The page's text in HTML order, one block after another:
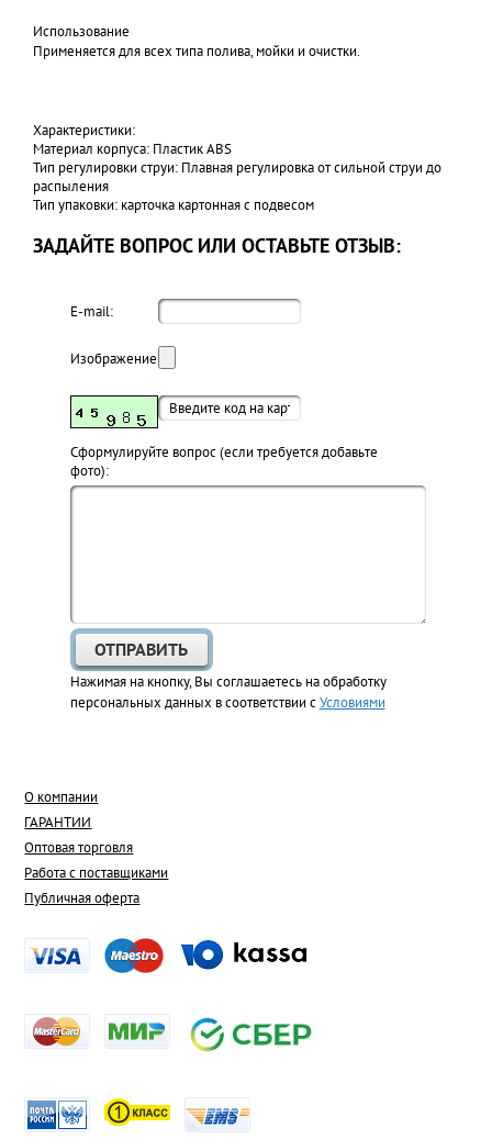
Использование
Применяется для всех типа полива, мойки и очистки.
Характеристики:
Материал корпуса: Пластик ABS
Тип регулировки струи: Плавная регулировка от сильной струи до
распыления
Тип упаковки: карточка картонная с подвесом
ЗАДАЙТЕ ВОПРОС ИЛИ ОСТАВЬТЕ ОТЗЫВ:
E-mail:
Изображение:
Cформулируйте вопрос (если требуется добавьте
фото):
Нажимая на кнопку, Вы соглашаетесь на обработку
персональных данных в соответствии сУсловиями
О компании
ГАРАНТИИ
Оптовая торговля
Работа с поставщиками
Публичная оферта